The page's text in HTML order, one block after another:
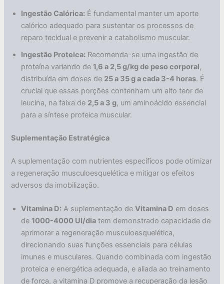
Ingestão Calórica: É fundamental manter um aporte
calórico adequado para sustentar os processos de
reparo tecidual e prevenir a catabolismo muscular.
Ingestão Proteica: Recomenda-se uma ingestão de
proteína variando de 1,6 a 2,5 g/kg de peso corporal,
distribuída em doses de 25 a 35 g a cada 3-4 horas. É
crucial que essas porções contenham um alto teor de
leucina, na faixa de 2,5 a 3 g, um aminoácido essencial
para a síntese proteica muscular.
Suplementação Estratégica
A suplementação com nutrientes específicos pode otimizar
a regeneração musculoesquelética e mitigar os efeitos
adversos da imobilização.
Vitamina D: A suplementação deVitamina D em doses
de 1000-4000 UI/dia tem demonstrado capacidade de
aprimorar a regeneração musculoesquelética,
direcionando suas funções essenciais para células
imunes e musculares. Quando combinada com ingestão
proteica e energética adequada, e aliada ao treinamento
de força, a vitamina D promove a recuperação da lesão